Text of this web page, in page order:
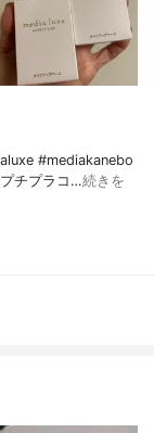
#mediakanebo
チプラコ…続きを